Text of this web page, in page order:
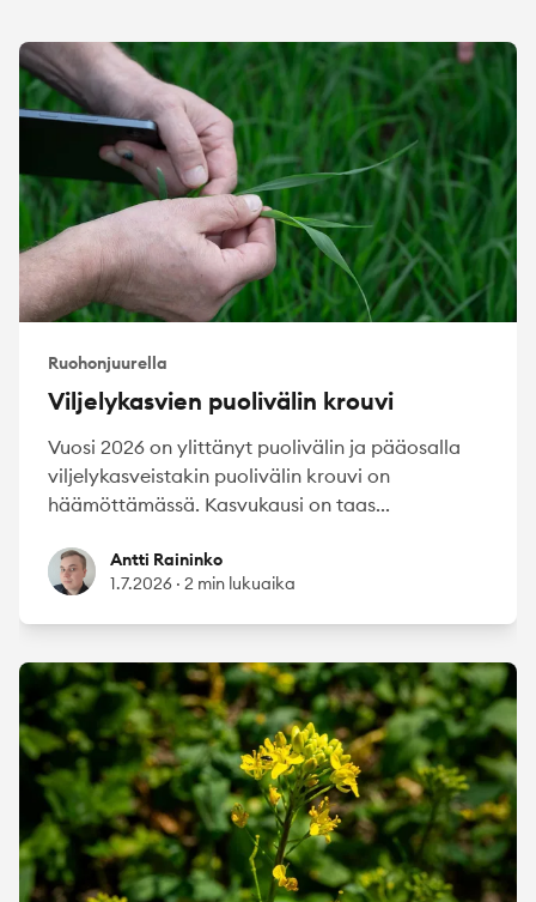
Ruohonjuurella
Viljelykasvien puolivälin krouvi
Vuosi 2026 on ylittänyt puolivälin ja pääosalla
viljelykasveistakin puolivälin krouvi on
häämöttämässä. Kasvukausi on taas...
Antti Raininko
Antti Raininko
1.7.2026 · 2 min lukuaika